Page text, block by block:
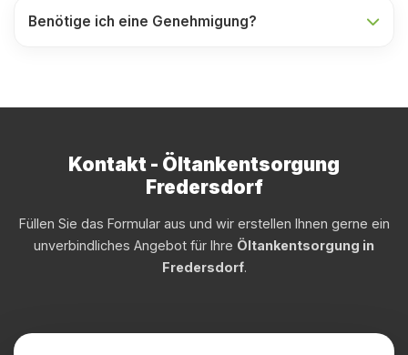
Benötige ich eine Genehmigung?
Kontakt - Öltankentsorgung
Fredersdorf
Füllen Sie das Formular aus und wir erstellen Ihnen gerne ein
unverbindliches Angebot für Ihre Öltankentsorgung in
Fredersdorf.